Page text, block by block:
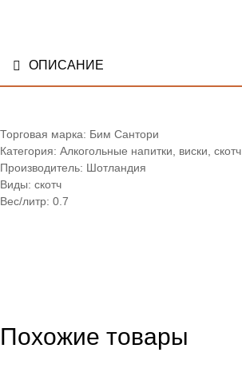
ОПИСАНИЕ
Торговая марка: Бим Сантори
Категория: Алкогольные напитки, виски, скотч
Производитель: Шотландия
Виды: скотч
Вес/литр: 0.7
Похожие товары